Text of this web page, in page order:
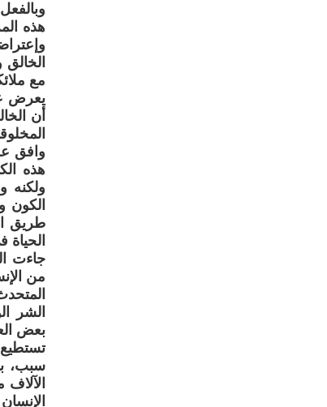
هذه
مع
يعرض
أن
وافق
هذه
ولكنه
الكون
طريق
جاءت
من
الشر
بعض
سبب،